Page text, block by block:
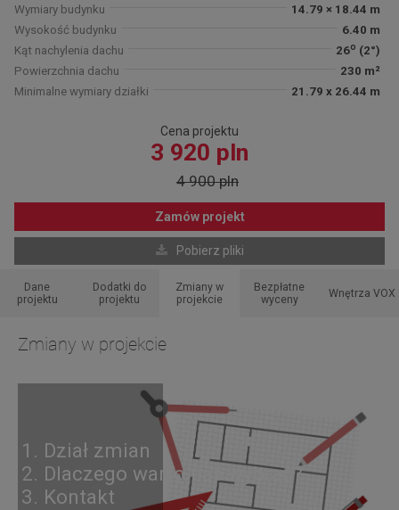
Wymiary budynku
14.79 × 18.44 m
Wysokość budynku
6.40 m
Kąt nachylenia dachu
26o (2°)
Powierzchnia dachu
230 m²
Minimalne wymiary działki
21.79 x 26.44 m
Cena projektu
3 920 pln
4 900 pln
Zamów projekt
Pobierz pliki
Dane
projektu
Dodatki do
projektu
Zmiany w
projekcie
Bezpłatne
wyceny
Wnętrza VOX
Zmiany w projekcie
1. Dział zmian
2. Dlaczego warto nas wybrać?
3. Kontakt